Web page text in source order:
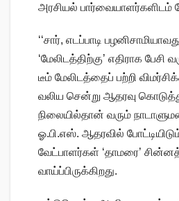
அரசியல் பார்வையாளர்களிடம்
‘‘சார், எடப்பாடி
‘மேலிடத்திற்கு’ எதிராக பேசி
டீம் மேலிடத்தைப் பற்றி
வலிய சென்று ஆதரவு
நிலையில்தான் வரும்
ஓ.பி.எஸ். ஆதரவில்
வேட்பாளர்கள் ‘தாமரை’
வாய்ப்பிருக்கிறது.